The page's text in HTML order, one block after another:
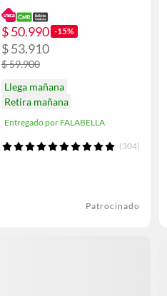
$ 50.990 -15%
$ 53.910
$ 59.900
Llega mañana
Retira mañana
Entregado por FALABELLA
(304)
Patrocinado